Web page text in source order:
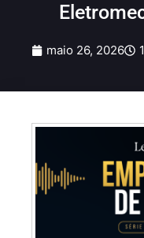
maio 26, 2026